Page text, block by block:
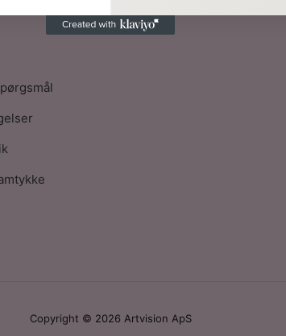
Copyright © 2026 Artvision ApS